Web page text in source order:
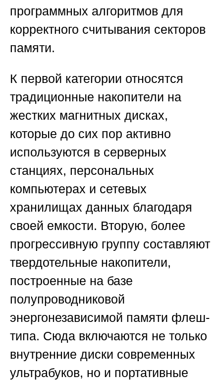
программных алгоритмов для
корректного считывания секторов
памяти.
К первой категории относятся
традиционные накопители на
жестких магнитных дисках,
которые до сих пор активно
используются в серверных
станциях, персональных
компьютерах и сетевых
хранилищах данных благодаря
своей емкости. Вторую, более
прогрессивную группу составляют
твердотельные накопители,
построенные на базе
полупроводниковой
энергонезависимой памяти флеш-
типа. Сюда включаются не только
внутренние диски современных
ультрабуков, но и портативные